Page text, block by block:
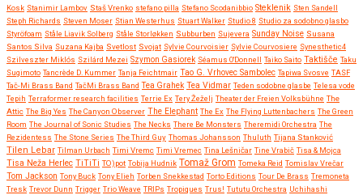
Kosk Stanimir Lambov Staš Vrenko stefano pilla Stefano Scodanibbio Steklenik Sten Sandell
Steph Richards Steven Moser Stian Westerhus Stuart Walker Studio 8 Studio za sodobno glasbo
Styröfoam Ståle Liavik Solberg Ståle Storløkken Subburben Sujevera Sunday Noise Susana
Santos Silva Suzana Kajba Svetlost Svojat Sylvie Courvoisier Sylvie Courvosiere Synesthetic4
Szilveszter Miklós Szilárd Mezei Szymon Gasiorek Séamus O'Donnell Taiko Saito Taktišče Taku
Sugimoto Tancrède D. Kummer Tanja Feichtmair Tao G. Vrhovec Sambolec Tapiwa Svosve TASF
Tač-Mi Brass Band TačMi Brass Band Tea Grahek Tea Vidmar Teden sodobne glasbe Telesa vode
Tepih Terraformer research facilities Terrie Ex Tery Žeželj Theater der Freien Volksbühne The
Attic The Big Yes The Canyon Observer The Elephant The Ex The Flying Luttenbachers The Green
Room The Journal of Sonic Studies The Necks There Be Monsters Theremidi Orchestra The
Rezidentess The Stone Series The Third Guy Thomas Johansson Thuluth Tijana Stanković
Tilen Lebar Tilman Urbach Timi Vremc Timi Vremec Tina Lešničar Tine Vrabič Tisa & Mojca
Tisa Neža Herlec TiTiTi TO)pot Tobija Hudnik Tomaž Grom Tomeka Reid Tomislav Vrečar
Tom Jackson Tony Buck Tony Elieh Torben Snekkestad Torto Editions Tour De Brass Tremoneta
Tresk Trevor Dunn Trigger Trio Weave TRIPs Tropiques Trus! Tututu Orchestra Uchihashi